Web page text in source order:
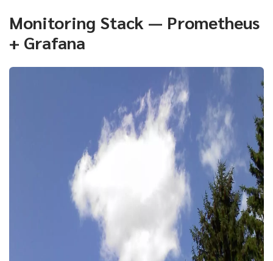
Monitoring Stack — Prometheus
+ Grafana